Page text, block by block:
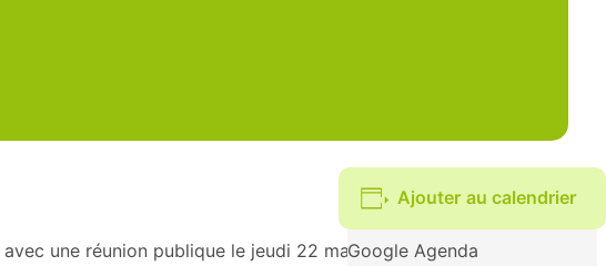
Ajouter au calendrier
Google Agenda
une réunion publique le jeudi 22 mai à 18h à Elbeuf sur Seine.